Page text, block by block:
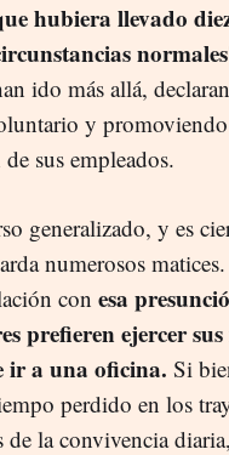
hubiera llevado
normales
ido más allá,
y
sus empleados.
generalizado, y es
numerosos
con esa
prefieren ejercer
ir a una oficina. Si
perdido en los
de la convivencia